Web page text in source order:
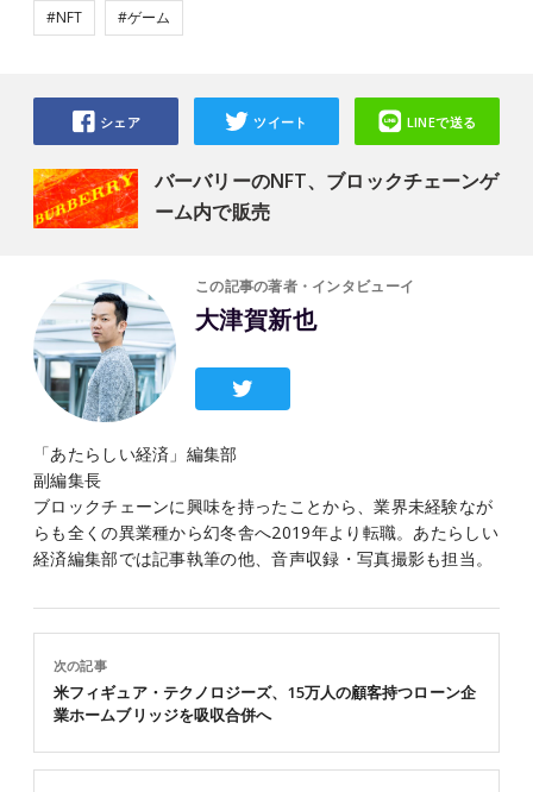
#NFT #ゲーム
バーバリーのNFT、ブロックチェーンゲ
ーム内で販売
シェア ツイート LINEで送る
この記事の著者・インタビューイ
大津賀新也
「あたらしい経済」編集部
副編集長
ブロックチェーンに興味を持ったことから、業界未経験なが
らも全くの異業種から幻冬舎へ2019年より転職。あたらしい
経済編集部では記事執筆の他、音声収録・写真撮影も担当。
次の記事
米フィギュア・テクノロジーズ、15万人の顧客持つローン企
業ホームブリッジを吸収合併へ